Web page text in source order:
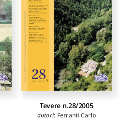
Tevere n.28/2005
autori: Ferranti Carlo